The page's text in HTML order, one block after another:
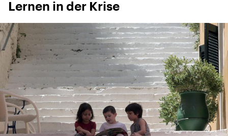
Lernen in der Krise